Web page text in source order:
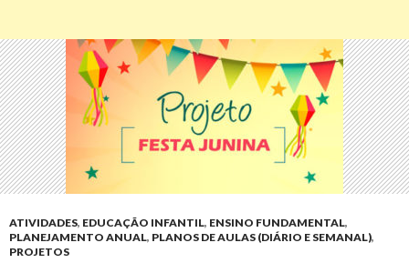
ATIVIDADES, EDUCAÇÃO INFANTIL, ENSINO FUNDAMENTAL,
PLANEJAMENTO ANUAL, PLANOS DE AULAS (DIÁRIO E SEMANAL),
PROJETOS